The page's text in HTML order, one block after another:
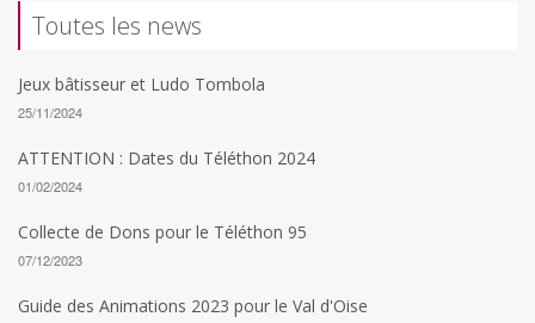
Toutes les news
Jeux bâtisseur et Ludo Tombola
25/11/2024
ATTENTION : Dates du Téléthon 2024
01/02/2024
Collecte de Dons pour le Téléthon 95
07/12/2023
Guide des Animations 2023 pour le Val d'Oise